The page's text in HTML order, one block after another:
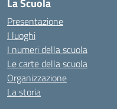
La Scuola
Presentazione
I luoghi
I numeri della scuola
Le carte della scuola
Organizzazione
La storia